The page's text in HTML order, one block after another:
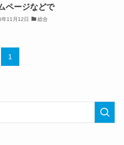
ページなどで
11月12日 総合
1